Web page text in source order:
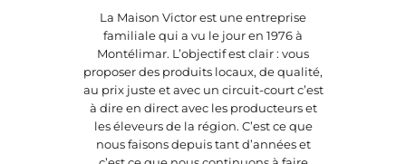
La Maison Victor est une entreprise
familiale qui a vu le jour en 1976 à
Montélimar. L’objectif est clair : vous
proposer des produits locaux, de qualité,
au prix juste et avec un circuit-court c’est
à dire en direct avec les producteurs et
les éleveurs de la région. C’est ce que
nous faisons depuis tant d’années et